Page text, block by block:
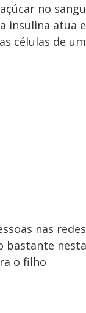
no
insulina atua
células de
nas
bastante
o filho